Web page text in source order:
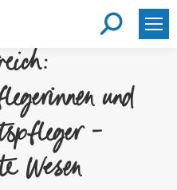
Search:
und
–
Wesen